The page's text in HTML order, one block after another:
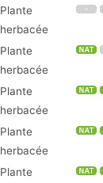
Plante
herbacée
Plante
herbacée
Plante
herbacée
Plante
herbacée
Plante